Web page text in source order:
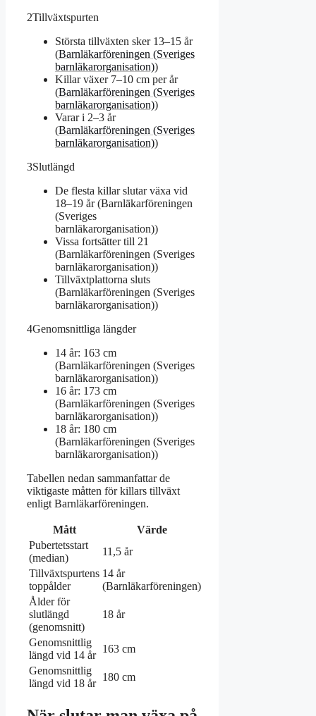
2Tillväxtspurten
Största tillväxten sker 13–15 år
(Barnläkarföreningen (Sveriges
barnläkarorganisation))
Killar växer 7–10 cm per år
(Barnläkarföreningen (Sveriges
barnläkarorganisation))
Varar i 2–3 år
(Barnläkarföreningen (Sveriges
barnläkarorganisation))
3Slutlängd
De flesta killar slutar växa vid
18–19 år (Barnläkarföreningen
(Sveriges
barnläkarorganisation))
Vissa fortsätter till 21
(Barnläkarföreningen (Sveriges
barnläkarorganisation))
Tillväxtplattorna sluts
(Barnläkarföreningen (Sveriges
barnläkarorganisation))
4Genomsnittliga längder
14 år: 163 cm
(Barnläkarföreningen (Sveriges
barnläkarorganisation))
16 år: 173 cm
(Barnläkarföreningen (Sveriges
barnläkarorganisation))
18 år: 180 cm
(Barnläkarföreningen (Sveriges
barnläkarorganisation))
Tabellen nedan sammanfattar de
viktigaste måtten för killars tillväxt
enligt Barnläkarföreningen.
Mått
Värde
Pubertetsstart
(median)
11,5 år
Tillväxtspurtens
toppålder
14 år
(Barnläkarföreningen)
Ålder för
slutlängd
(genomsnitt)
18 år
Genomsnittlig
längd vid 14 år
163 cm
Genomsnittlig
längd vid 18 år
180 cm